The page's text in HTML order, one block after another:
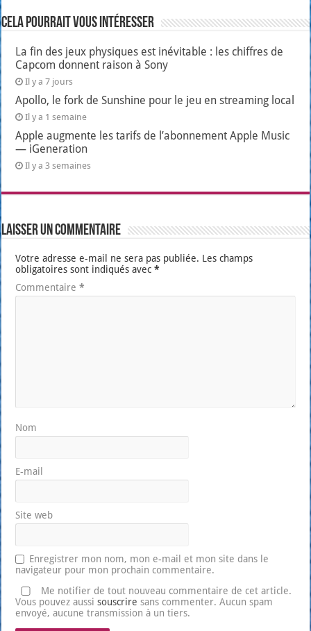
Cela pourrait vous intéresser
La fin des jeux physiques est inévitable : les chiffres de
Capcom donnent raison à Sony
Il y a 7 jours
Apollo, le fork de Sunshine pour le jeu en streaming local
Il y a 1 semaine
Apple augmente les tarifs de l’abonnement Apple Music
— iGeneration
Il y a 3 semaines
Laisser un commentaire
Votre adresse e-mail ne sera pas publiée. Les champs
obligatoires sont indiqués avec*
Commentaire*
Nom
E-mail
Site web
Enregistrer mon nom, mon e-mail et mon site dans le
navigateur pour mon prochain commentaire.
Me notifier de tout nouveau commentaire de cet article.
Vous pouvez aussisouscrire sans commenter. Aucun spam
envoyé, aucune transmission à un tiers.